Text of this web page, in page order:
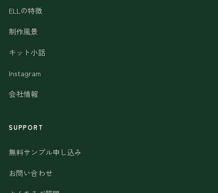
ELLの特徴
制作風景
キット小話
Instagram
会社情報
SUPPORT
無料サンプル申し込み
お問い合わせ